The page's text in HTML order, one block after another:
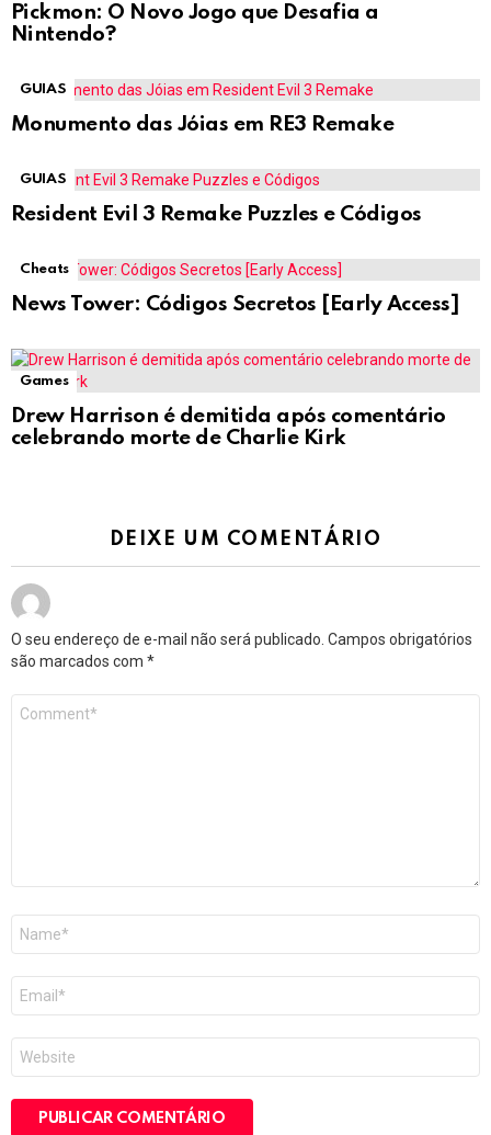
Pickmon: O Novo Jogo que Desafia a
Nintendo?
GUIAS
Monumento das Jóias em RE3 Remake
GUIAS
Resident Evil 3 Remake Puzzles e Códigos
Cheats
News Tower: Códigos Secretos [Early Access]
Games
Drew Harrison é demitida após comentário
celebrando morte de Charlie Kirk
DEIXE UM COMENTÁRIO
O seu endereço de e-mail não será publicado. Campos obrigatórios
são marcados com *
mail
*